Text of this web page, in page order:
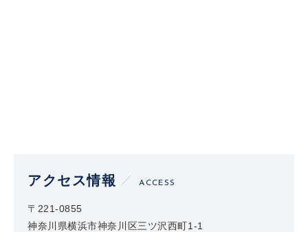
アクセス情報 ACCESS
〒221-0855
神奈川県横浜市神奈川区三ツ沢西町1-1